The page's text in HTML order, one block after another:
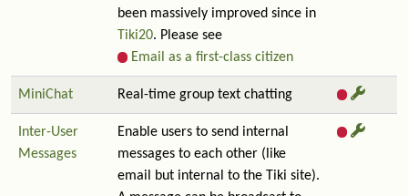
been massively improved since in
Tiki20. Please see
Email as a first-class citizen
MiniChat Real-time group text chatting
Inter-User
Messages
Enable users to send internal
messages to each other (like
email but internal to the Tiki site).